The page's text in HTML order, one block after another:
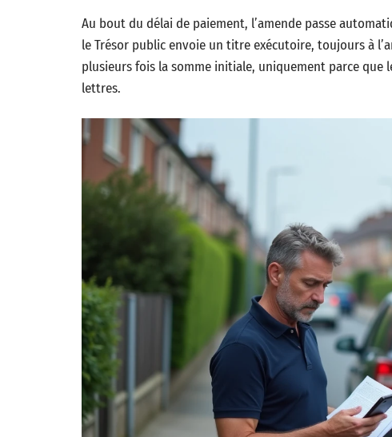
Au bout du délai de paiement, l’amende passe
le Trésor public envoie un titre exécutoire, toujours à
plusieurs fois la somme initiale, uniquement parce que
lettres.